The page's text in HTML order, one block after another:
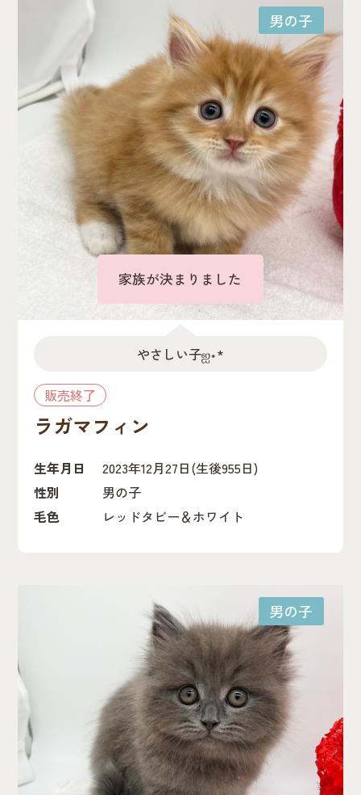
男の子
家族が決まりました
やさしい子‪ஐ‬⋆*
販売終了
ラガマフィン
生年月日 2023年12月27日(生後955日)
性別
男の子
毛色
レッドタビー＆ホワイト
男の子